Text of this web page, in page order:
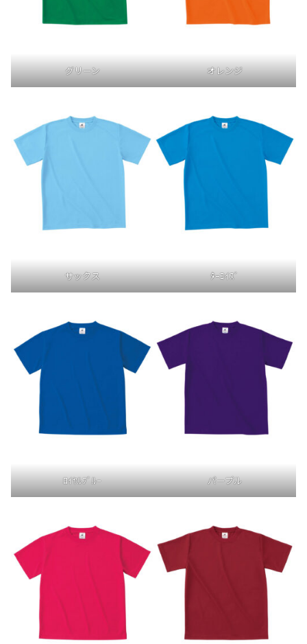
グリーン オレンジ
サックス ﾀｰｺｲｽﾞ
ﾛｲﾔﾙﾌﾞﾙｰ パープル